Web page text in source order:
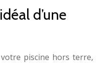
d’une
piscine hors terre,